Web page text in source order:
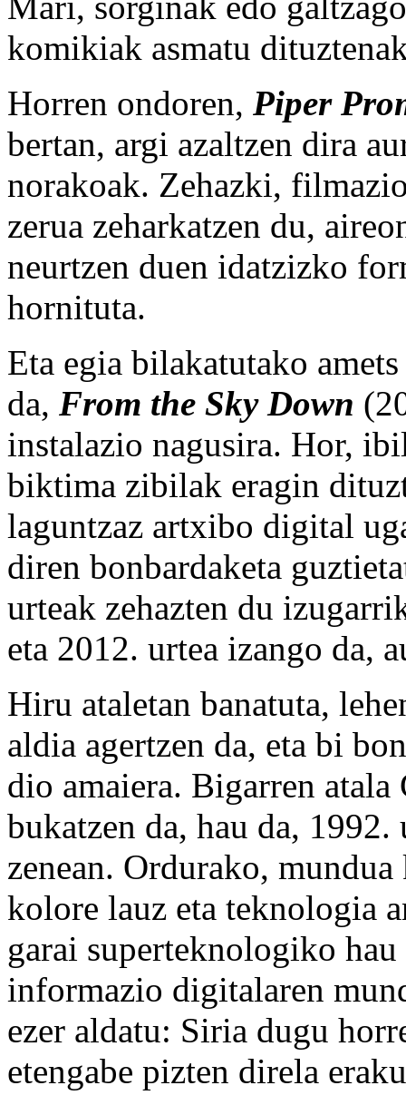
komikiak asmatu
Horren ondoren, Piper
bertan, argi azaltzen dira
norakoak. Zehazki,
zerua zeharkatzen du,
neurtzen duen idatzizko
hornituta.
Eta egia bilakatutako
da, From the Sky Down
instalazio nagusira. Hor,
biktima zibilak eragin
laguntzaz artxibo digital
diren bonbardaketa
urteak zehazten du
eta 2012. urtea izango da,
Hiru ataletan banatuta,
aldia agertzen da, eta bi
dio amaiera. Bigarren
bukatzen da, hau da,
zenean. Ordurako,
kolore lauz eta teknologia
garai superteknologiko hau
informazio digitalaren
ezer aldatu: Siria dugu
etengabe pizten direla